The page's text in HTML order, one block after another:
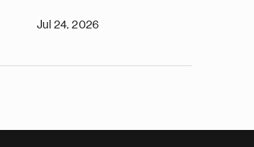
Jul 24, 2026